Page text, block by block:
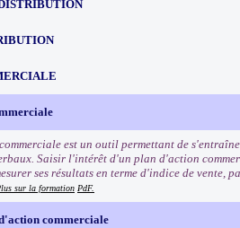
est un outil permettant de
Saisir l'intérêt d'un plan d'action
ses résultats en terme d'indice de
sur la formation PdF.
commerciale